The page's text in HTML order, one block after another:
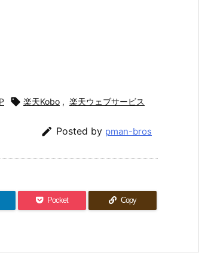
 楽天Kobo , 楽天ウェブサービス
 Posted by pman-bros
Pocket Copy